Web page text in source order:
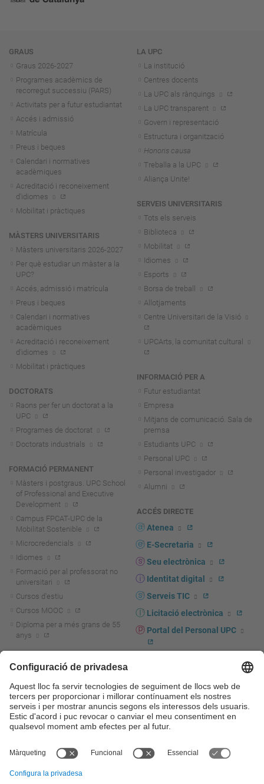
Navegació
GRAUS
Graus 2026-2027
Programes acadèmics de
recorregut successiu (PARS)
Activitats per a futur estudiantat
Accés i admissió
Matrícula
Preus i beques
Calendari i normatives
acadèmiques
Acreditació i reconeixement
d'idiomes
Mobilitat i pràctiques
MÀSTERS UNIVERSITARIS
Màsters universitaris 2026-2027
Per què estudiar un màster a la
UPC?
Accés, admissió i matrícula
Preus i beques
Calendari i normatives
acadèmiques
Acreditació i reconeixement
d'idiomes
Mobilitat i pràctiques
DOCTORATS
Raons per fer un doctorat a la
UPC
Programes de doctorat
Doctorats industrials
FORMACIÓ PERMANENT
Màsters i postgraus. UPC School
of Professional and Executive
Development
Campus FPCAT-UPC de la
Mobilitat Sostenible
Microcredencials
Idiomes
Formació per al professorat no
universitari
Cursos d'estiu
Cursos MOOC
Diploma per a més grans de 55
anys
Actualitat R+D+I
La recerca a la UPC
La transferència, l'emprenedoria i
la innovació a la UPC
Foment i suport a la recerca
transferència, l'emprenedoria i la
Serveis per a empreses
LA UPC
La institució
Centres docents
La UPC als rànquings
La UPC transparent
Govern i representació
Estructura i organització
Honoris causa
Treballa a la UPC
Aliança Unite!
SERVEIS UNIVERSITARIS
Tots els serveis
Biblioteca
Mobilitat
Idiomes
Esports
Borsa de treball
Allotjaments
Centre Universitari de la Visió
UPCArts, la comunitat cultural
INFORMACIÓ PER A
Futur estudiantat
Empresa
Mitjans de comunicació. Sala de
premsa
Estudiants UPC
Personal UPC
Personal investigador
Alumni
ACCÉS DIRECTE
Atenea
E-Secretaria
Seu electrònica
Identitat digital
Serveis TIC
Licitació electrònica
Portal del Personal UPC
UPCshop, marxandatge
Sala de premsa
Seguretat i salut
Autoprotecció i emergències